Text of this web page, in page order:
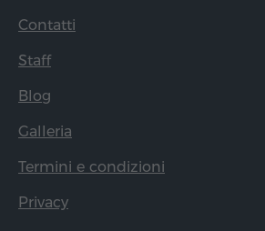
Contatti
Staff
Blog
Galleria
Termini e condizioni
Privacy